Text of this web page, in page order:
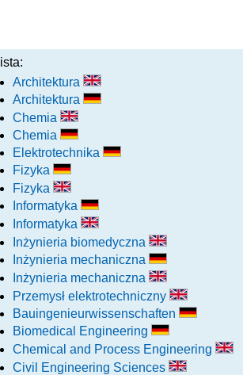
lista:
Architektura
Architektura
Chemia
Chemia
Elektrotechnika
Fizyka
Fizyka
Informatyka
Informatyka
Inżynieria biomedyczna
Inżynieria mechaniczna
Inżynieria mechaniczna
Przemysł elektrotechniczny
Bauingenieurwissenschaften
Biomedical Engineering
Chemical and Process Engineering
Civil Engineering Sciences